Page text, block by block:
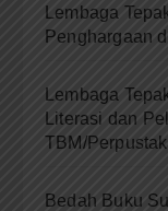
Lembaga
Penghargaan
Lembaga
Literasi dan
TBM/
Bedah Buku